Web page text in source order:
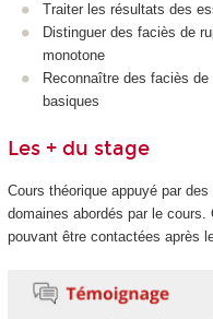
Traiter les résultats des
Distinguer des faciès de
monotone
Reconnaître des faciès
basiques
Les + du stage
Cours théorique appuyé par
domaines abordés par le cours.
pouvant être contactées après